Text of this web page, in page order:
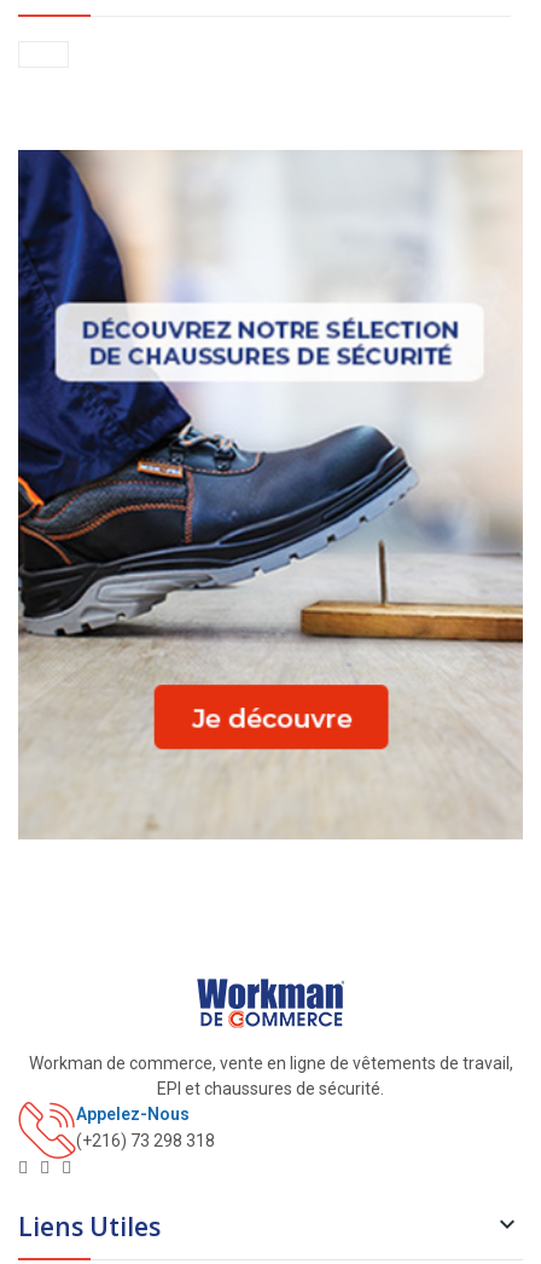
Workman de commerce, vente en ligne de vêtements de travail,
EPI et chaussures de sécurité.
Appelez-Nous
(+216) 73 298 318
Liens Utiles 